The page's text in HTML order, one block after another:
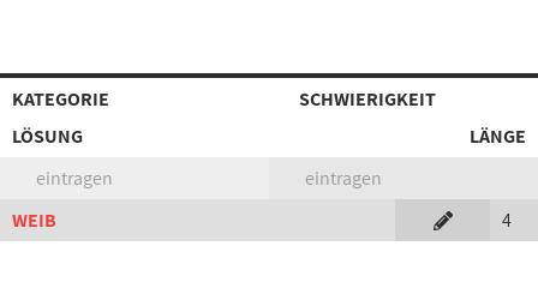
KATEGORIE
SCHWIERIGKEIT
LÖSUNG
LÄNGE
eintragen
eintragen
WEIB
4